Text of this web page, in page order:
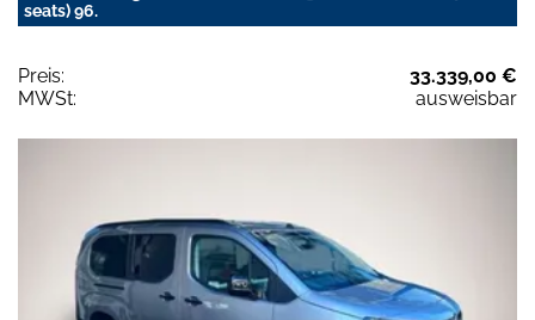
seats) 96.
Preis:
33.339,00 €
MWSt:
ausweisbar